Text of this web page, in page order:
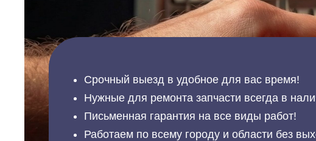
Срочный выезд в удобное для вас время!
Нужные для ремонта запчасти всегда в
Письменная гарантия на все виды работ!
Работаем по всему городу и области без